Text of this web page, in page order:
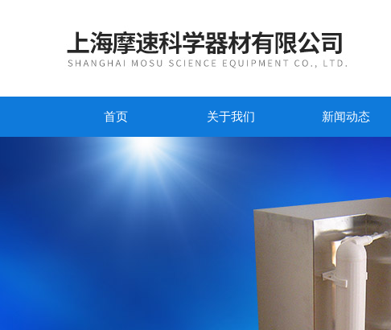
首页 关于我们 新闻动态